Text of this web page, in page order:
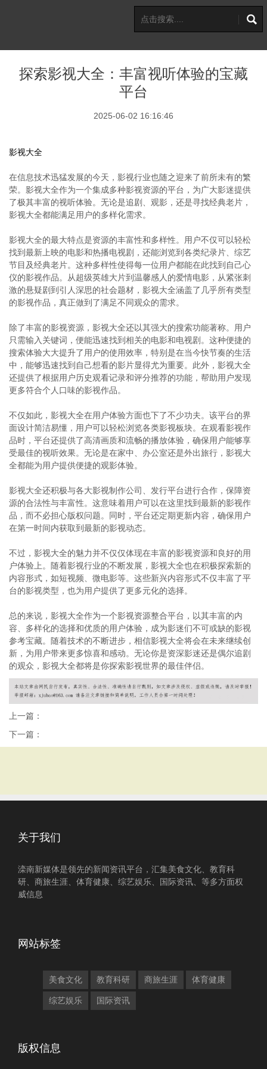
探索影视大全：丰富视听体验的宝藏
平台
2025-06-02 16:16:46
影视大全
在信息技术迅猛发展的今天，影视行业也随之迎来了前所未有的繁
荣。影视大全作为一个集成多种影视资源的平台，为广大影迷提供
了极其丰富的视听体验。无论是追剧、观影，还是寻找经典老片，
影视大全都能满足用户的多样化需求。
影视大全的最大特点是资源的丰富性和多样性。用户不仅可以轻松
找到最新上映的电影和热播电视剧，还能浏览到各类纪录片、综艺
节目及经典老片。这种多样性使得每一位用户都能在此找到自己心
仪的影视作品。从超级英雄大片到温馨感人的爱情电影，从紧张刺
激的悬疑剧到引人深思的社会题材，影视大全涵盖了几乎所有类型
的影视作品，真正做到了满足不同观众的需求。
除了丰富的影视资源，影视大全还以其强大的搜索功能著称。用户
只需输入关键词，便能迅速找到相关的电影和电视剧。这种便捷的
搜索体验大大提升了用户的使用效率，特别是在当今快节奏的生活
中，能够迅速找到自己想看的影片显得尤为重要。此外，影视大全
还提供了根据用户历史观看记录和评分推荐的功能，帮助用户发现
更多符合个人口味的影视作品。
不仅如此，影视大全在用户体验方面也下了不少功夫。该平台的界
面设计简洁易懂，用户可以轻松浏览各类影视板块。在观看影视作
品时，平台还提供了高清画质和流畅的播放体验，确保用户能够享
受最佳的视听效果。无论是在家中、办公室还是外出旅行，影视大
全都能为用户提供便捷的观影体验。
影视大全还积极与各大影视制作公司、发行平台进行合作，保障资
源的合法性与丰富性。这意味着用户可以在这里找到最新的影视作
品，而不必担心版权问题。同时，平台还定期更新内容，确保用户
在第一时间内获取到最新的影视动态。
不过，影视大全的魅力并不仅仅体现在丰富的影视资源和良好的用
户体验上。随着影视行业的不断发展，影视大全也在积极探索新的
内容形式，如短视频、微电影等。这些新兴内容形式不仅丰富了平
台的影视类型，也为用户提供了更多元化的选择。
总的来说，影视大全作为一个影视资源整合平台，以其丰富的内
容、多样化的选择和优质的用户体验，成为影迷们不可或缺的影视
参考宝藏。随着技术的不断进步，相信影视大全将会在未来继续创
新，为用户带来更多惊喜和感动。无论你是资深影迷还是偶尔追剧
的观众，影视大全都将是你探索影视世界的最佳伴侣。
上一篇：
下一篇：
关于我们
滦南新媒体是领先的新闻资讯平台，汇集美食文化、教育科
研、商旅生涯、体育健康、综艺娱乐、国际资讯、等多方面权
威信息
网站标签
美食文化 教育科研 商旅生涯 体育健康
综艺娱乐 国际资讯
版权信息